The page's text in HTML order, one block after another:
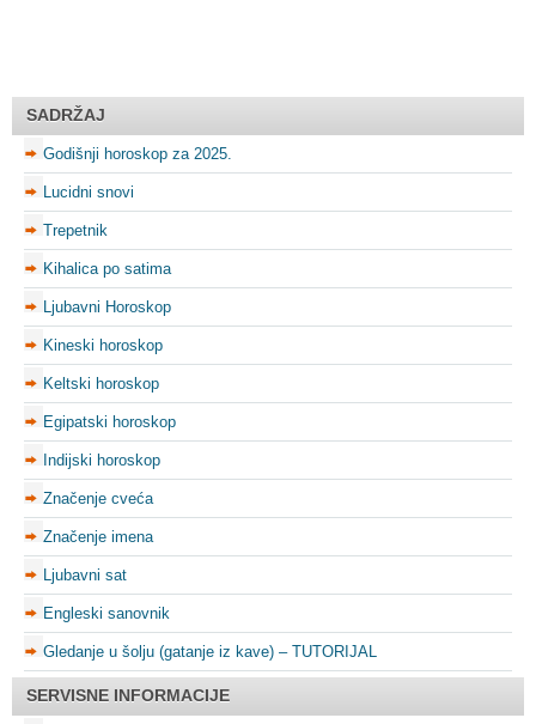
SADRŽAJ
Godišnji horoskop za 2025.
Lucidni snovi
Trepetnik
Kihalica po satima
Ljubavni Horoskop
Kineski horoskop
Keltski horoskop
Egipatski horoskop
Indijski horoskop
Značenje cveća
Značenje imena
Ljubavni sat
Engleski sanovnik
Gledanje u šolju (gatanje iz kave) – TUTORIJAL
SERVISNE INFORMACIJE